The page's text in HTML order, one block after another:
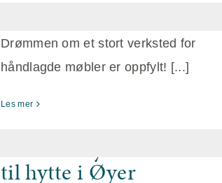
Drømmen om et stort verksted for
håndlagde møbler er oppfylt! [...]
Les mer
Skreddersydde møbler
til hytte i Øyer